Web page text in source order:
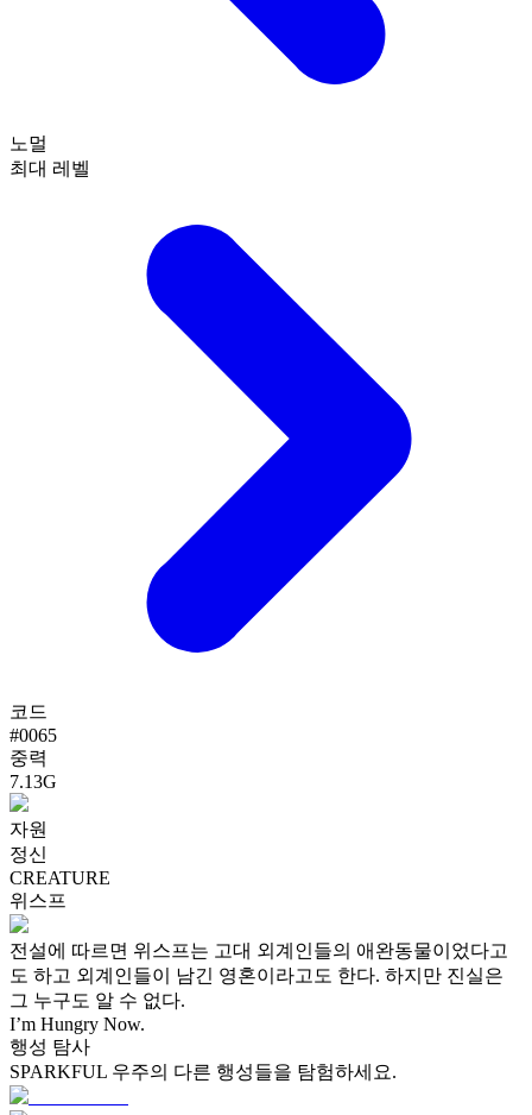
노멀
최대 레벨
코드
#0065
중력
7.13G
자원
정신
CREATURE
위스프
전설에 따르면 위스프는 고대 외계인들의 애완동물이었다고
도 하고 외계인들이 남긴 영혼이라고도 한다. 하지만 진실은
그 누구도 알 수 없다.
I’m Hungry Now.
행성 탐사
SPARKFUL 우주의 다른 행성들을 탐험하세요.